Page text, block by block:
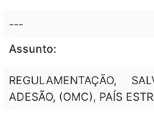
---
Assunto:
REGULAMENTAÇÃO,
ADESÃO, (OMC), PAÍS